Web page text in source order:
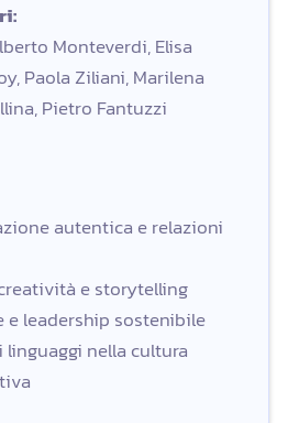
Monteverdi, Elisa
Paola Ziliani, Marilena
Pietro Fantuzzi
autentica e relazioni
e storytelling
e leadership sostenibile
linguaggi nella cultura